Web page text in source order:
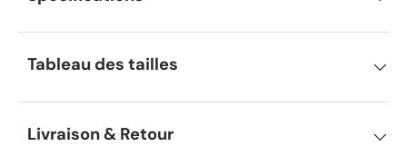
Tableau des tailles
Livraison & Retour